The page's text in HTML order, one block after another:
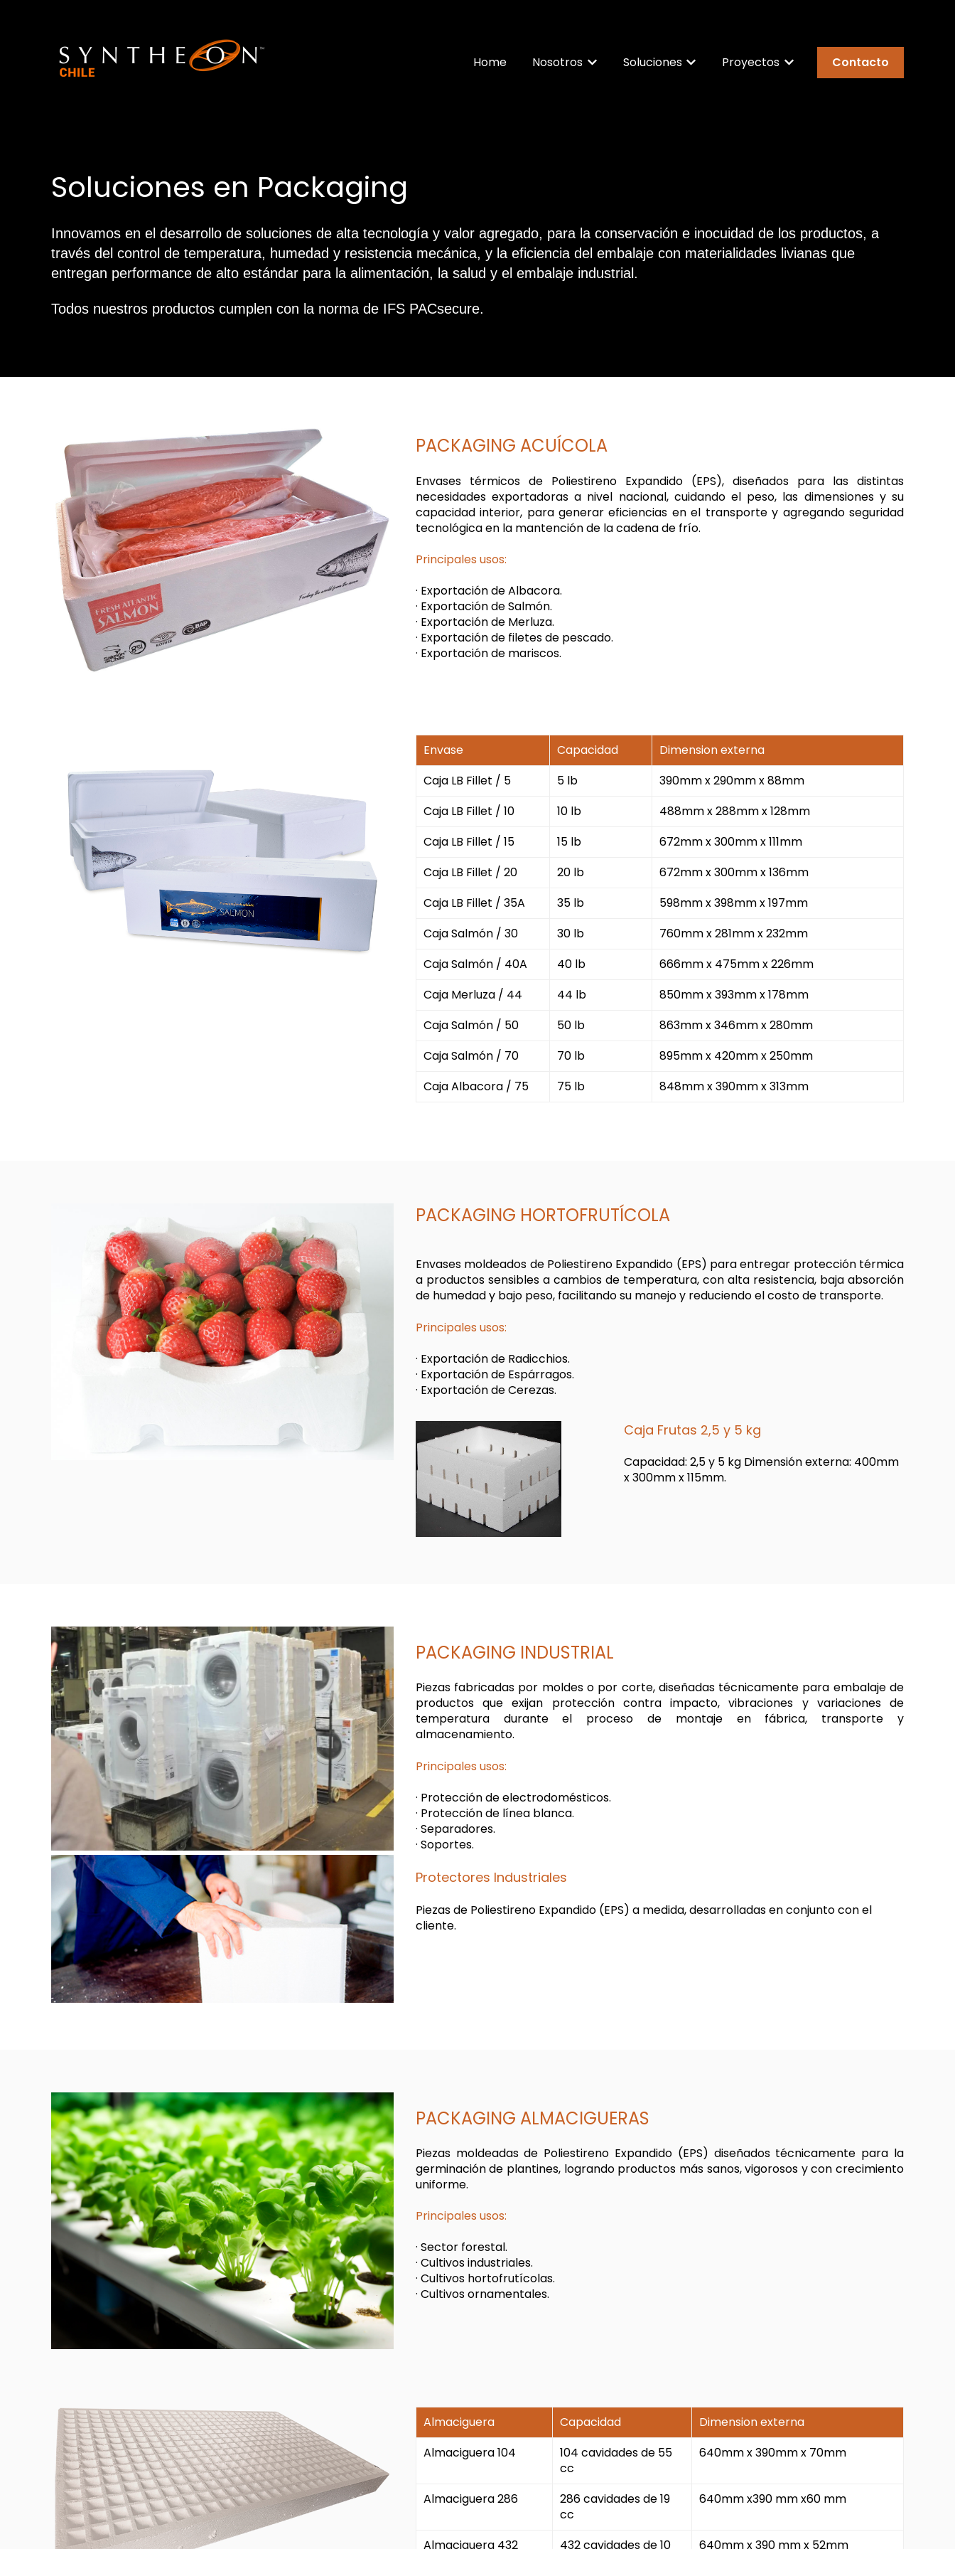
Home Nosotros Mostrar submenú de Nosotros
SolucionesMostrar submenú de Soluciones
Proyectos Mostrar submenú de
Contacto
Soluciones en Packaging
Innovamos en el desarrollo de soluciones de alta tecnología y valor agregado, para la conservación e inocuidad de los productos, a
través del control de temperatura, humedad y resistencia mecánica, y la eficiencia del embalaje con materialidades livianas que
entregan performance de alto estándar para la alimentación, la salud y el embalaje industrial.
Todos nuestros productos cumplen con la norma de IFS PACsecure.
PACKAGING ACUÍCOLA
Envases térmicos de Poliestireno Expandido (EPS), diseñados para las distintas
necesidades exportadoras a nivel nacional, cuidando el peso, las dimensiones y su
capacidad interior, para generar eficiencias en el transporte y agregando seguridad
tecnológica en la mantención de la cadena de frío.
Principales usos:
· Exportación de Albacora.
· Exportación de Salmón.
· Exportación de Merluza.
· Exportación de filetes de pescado.
· Exportación de mariscos.
Envase Capacidad
Dimension externa
Caja LB Fillet / 5
5 lb
390mm x 290mm x 88mm
Caja LB Fillet / 10
10 lb
488mm x 288mm x 128mm
Caja LB Fillet / 15
15 lb
672mm x 300mm x 111mm
Caja LB Fillet / 20
20 lb
672mm x 300mm x 136mm
Caja LB Fillet / 35A
35 lb
598mm x 398mm x 197mm
Caja Salmón / 30
30 lb
760mm x 281mm x 232mm
Caja Salmón / 40A
40 lb
666mm x 475mm x 226mm
Caja Merluza / 44
44 lb
850mm x 393mm x 178mm
Caja Salmón / 50
50 lb
863mm x 346mm x 280mm
Caja Salmón / 70
70 lb
895mm x 420mm x 250mm
Caja Albacora / 75
75 lb 848mm x 390mm x 313mm
PACKAGING HORTOFRUTÍCOLA
Envases moldeados de Poliestireno Expandido (EPS) para entregar protección térmica
a productos sensibles a cambios de temperatura, con alta resistencia, baja absorción
de humedad y bajo peso, facilitando su manejo y reduciendo el costo de transporte.
Principales usos:
· Exportación de Radicchios.
· Exportación de Espárragos.
· Exportación de Cerezas.
Caja Frutas 2,5 y 5 kg
Capacidad: 2,5 y 5 kg Dimensión externa: 400mm
x 300mm x 115mm.
PACKAGING INDUSTRIAL
Piezas fabricadas por moldes o por corte, diseñadas técnicamente para embalaje de
productos que exijan protección contra impacto, vibraciones y variaciones de
temperatura durante el proceso de montaje en fábrica, transporte y
almacenamiento.
Principales usos:
· Protección de electrodomésticos.
· Protección de línea blanca.
· Separadores.
· Soportes.
Protectores Industriales
Piezas de Poliestireno Expandido (EPS) a medida, desarrolladas en conjunto con el
cliente.
PACKAGING ALMACIGUERAS
Piezas moldeadas de Poliestireno Expandido (EPS) diseñados técnicamente para la
germinación de plantines, logrando productos más sanos, vigorosos y con crecimiento
uniforme.
Principales usos:
· Sector forestal.
· Cultivos industriales.
· Cultivos hortofrutícolas.
· Cultivos ornamentales.
Almaciguera Capacidad
Dimension externa
Almaciguera 104
104 cavidades de 55
cc
640mm x 390mm x 70mm
Almaciguera 286
286 cavidades de 19
cc
640mm x390 mm x60 mm
Almaciguera 432 432 cavidades de 10 640mm x 390 mm x 52mm